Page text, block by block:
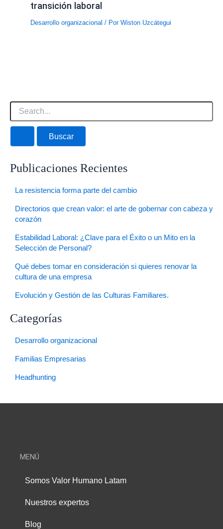
transición laboral
Desarrollo organizacional / PorWiston Uzcátegui
Publicaciones Recientes
La resistencia forma parte del cambio
Directorios que crean valor: el arte de gobernar con cabeza y
corazón
Estabilidad Laboral: ¿Clave para el Éxito o un Mito en la
Selección de Personal?
Qué debes tomar en consideración si quieres renovar la
cultura de una empresa
Evolución y Gestión de las Culturas Familiares.
Categorías
Desarrollo organizacional
Familias Empresarias
Headhunting
MENÚ
Somos Valor Humano Latam
Nuestros expertos
Blog